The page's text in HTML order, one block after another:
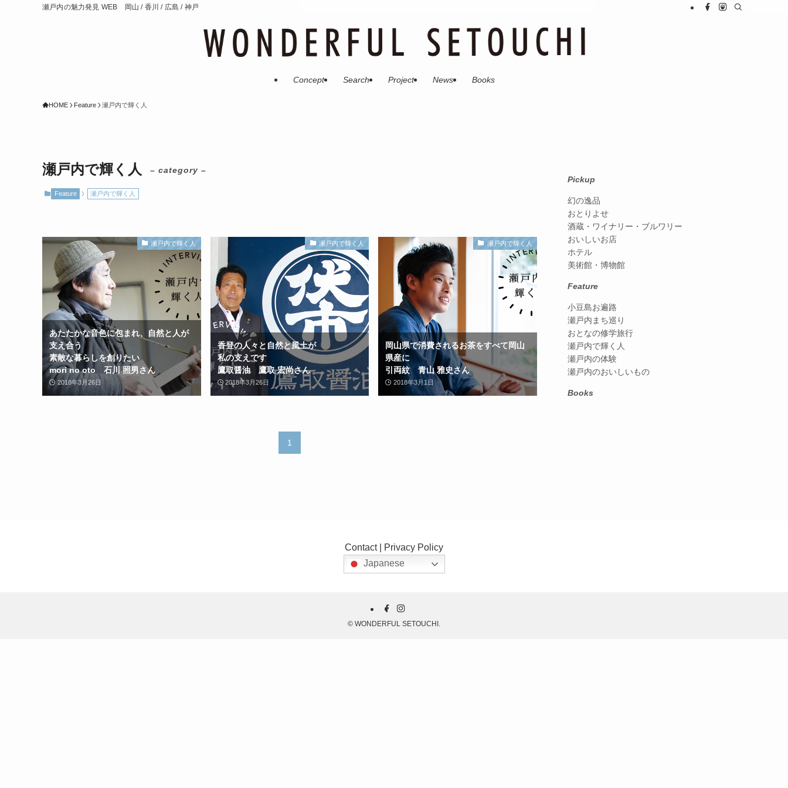
瀬戸内の魅力発見 WEB 岡山 / 香川 / 広島 / 神戸
Concept Search Project News Books
HOME Feature 瀬戸内で輝く人
瀬戸内で輝く人 – category –
Feature 瀬戸内で輝く人
瀬戸内で輝く人
あたたかな音色に包まれ、自然と人が
支え合う
素敵な暮らしを創りたい
mori no oto 石川 照男さん
2018年3月26日
瀬戸内で輝く人
香登の人々と自然と風土が
私の支えです
鷹取醤油 鷹取 宏尚さん
2018年3月26日
瀬戸内で輝く人
岡山県で消費されるお茶をすべて岡山
県産に
引両紋 青山 雅史さん
2018年3月1日
1
Pickup
幻の逸品
おとりよせ
酒蔵・ワイナリー・ブルワリー
おいしいお店
ホテル
美術館・博物館
Feature
小豆島お遍路
瀬戸内まち巡り
おとなの修学旅行
瀬戸内で輝く人
瀬戸内の体験
瀬戸内のおいしいもの
Books
Contact|
Privacy Policy
Japanese
© WONDERFUL SETOUCHI.